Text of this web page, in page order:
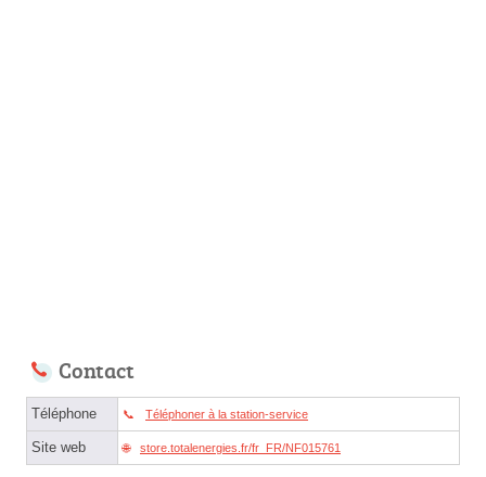
Contact
Téléphone Téléphoner à la station-service
Site web store.totalenergies.fr/fr_FR/NF015761